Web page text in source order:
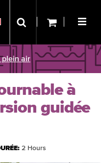
plein air
à
guidée
2 Hours